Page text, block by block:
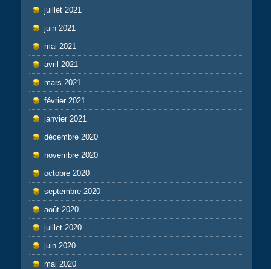
juillet 2021
juin 2021
mai 2021
avril 2021
mars 2021
février 2021
janvier 2021
décembre 2020
novembre 2020
octobre 2020
septembre 2020
août 2020
juillet 2020
juin 2020
mai 2020